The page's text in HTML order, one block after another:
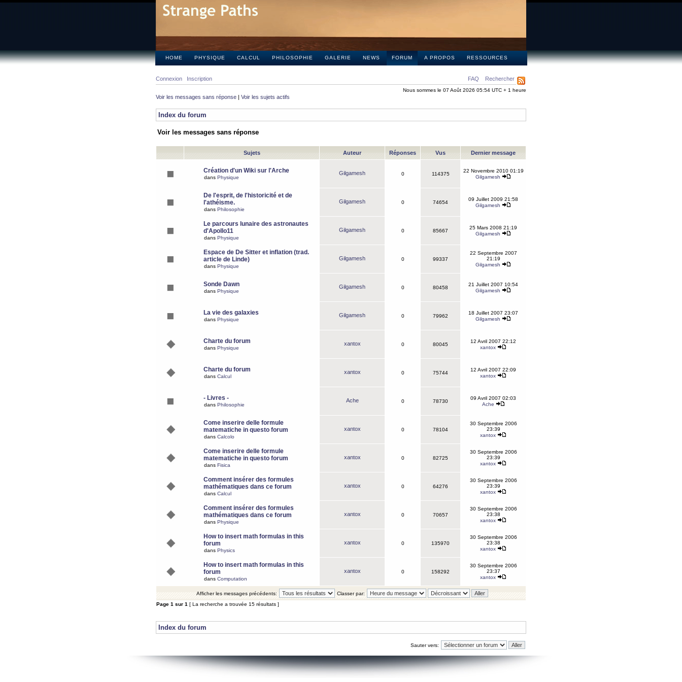
HOME PHYSIQUE CALCUL PHILOSOPHIE GALERIE NEWS FORUM A PROPOS RESSOURCES
FAQ Rechercher
Connexion Inscription
Nous sommes le 07 Août 2026 05:54 UTC + 1 heure
Voir les messages sans réponse | Voir les sujets actifs
Index du forum
Voir les messages sans réponse
Sujets Auteur Réponses Vus Dernier message
Création d'un Wiki sur l'Arche
dans Physique
Gilgamesh 0 114375
22 Novembre 2010 01:19
Gilgamesh
De l'esprit, de l'historicité et de
l'athéisme.
dans Philosophie
Gilgamesh 0 74654
09 Juillet 2009 21:58
Gilgamesh
Le parcours lunaire des astronautes
d'Apollo11
dans Physique
Gilgamesh 0 85667
25 Mars 2008 21:19
Gilgamesh
Espace de De Sitter et inflation (trad.
article de Linde)
dans Physique
Gilgamesh 0 99337
22 Septembre 2007
21:19
Gilgamesh
Sonde Dawn
dans Physique
Gilgamesh 0 80458
21 Juillet 2007 10:54
Gilgamesh
La vie des galaxies
dans Physique
Gilgamesh 0 79962
18 Juillet 2007 23:07
Gilgamesh
Charte du forum
dans Physique
xantox 0 80045
12 Avril 2007 22:12
xantox
Charte du forum
dans Calcul
xantox 0 75744
12 Avril 2007 22:09
xantox
- Livres -
dans Philosophie
Ache 0 78730
09 Avril 2007 02:03
Ache
Come inserire delle formule
matematiche in questo forum
dans Calcolo
xantox 0 78104
30 Septembre 2006
23:39
xantox
Come inserire delle formule
matematiche in questo forum
dans Fisica
xantox 0 82725
30 Septembre 2006
23:39
xantox
Comment insérer des formules
mathématiques dans ce forum
dans Calcul
xantox 0 64276
30 Septembre 2006
23:39
xantox
Comment insérer des formules
mathématiques dans ce forum
dans Physique
xantox 0 70657
30 Septembre 2006
23:38
xantox
How to insert math formulas in this
forum
dans Physics
xantox 0 135970
30 Septembre 2006
23:38
xantox
How to insert math formulas in this
forum
dans Computation
xantox 0 158292
30 Septembre 2006
23:37
xantox
Afficher les messages précédents:
Classer par:
Page 1 sur 1 [ La recherche a trouvée 15 résultats ]
Index du forum
Sauter vers: